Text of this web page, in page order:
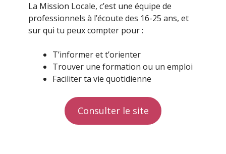
La Mission Locale, c’est une équipe de
professionnels à l’écoute des 16-25 ans, et
sur qui tu peux compter pour :
T’informer et t’orienter
Trouver une formation ou un emploi
Faciliter ta vie quotidienne
Consulter le site